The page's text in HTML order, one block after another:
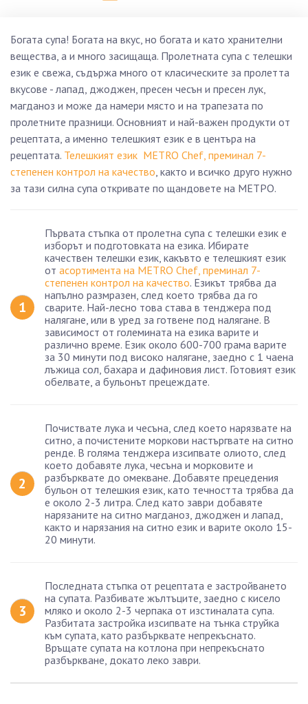
Богата супа! Богата на вкус, но богата и като хранителни
вещества, а и много засищаща. Пролетната супа с телешки
език е свежа, съдържа много от класическите за пролетта
вкусове - лапад, джоджен, пресен чесън и пресен лук,
магданоз и може да намери място и на трапезата по
пролетните празници. Основният и най-важен продукти от
рецептата, а именно телешкият език е в центъра на
рецептата. Телешкият език METRO Chef, преминал 7-
степенен контрол на качество , както и всичко друго нужно
за тази силна супа откривате по щандовете на МЕТРО.
Първата стъпка от пролетна супа с телешки език е
изборът и подготовката на езика. Ибирате
качествен телешки език, какъвто е телешкият език
от асортимента на METRO Chef, преминал 7-
степенен контрол на качество. Езикът трябва да
напълно размразен, след което трябва да го
сварите. Най-лесно това става в тенджера под
налягане, или в уред за готвене под налягане. В
зависимост от големината на езика варите и
различно време. Език около 600-700 грама варите
за 30 минути под високо налягане, заедно с 1 чаена
лъжица сол, бахара и дафиновия лист. Готовият език
обелвате, а бульонът прецеждате.
Почиствате лука и чесъна, след което нарязвате на
ситно, а почистените моркови настъргвате на ситно
ренде. В голяма тенджера изсипвате олиото, след
което добавяте лука, чесъна и морковите и
разбърквате до омекване. Добавяте прецедения
бульон от телешкия език, като течността трябва да
е около 2-3 литра. След като заври добавяте
нарязаните на ситно магданоз, джоджен и лапад,
както и нарязания на ситно език и варите около 15-
20 минути.
Последната стъпка от рецептата е застройването
на супата. Разбивате жълтъците, заедно с кисело
мляко и около 2-3 черпака от изстиналата супа.
Разбитата застройка изсипвате на тънка струйка
към супата, като разбърквате непрекъснато.
Връщате супата на котлона при непрекъснато
разбъркване, докато леко заври.